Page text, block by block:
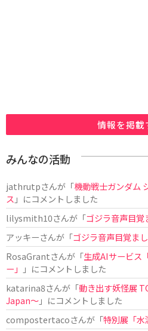
情報を掲載
みんなの活動
jathrutpさんが「機動戦士ガンダム
ス 」にコメントしました
lilysmith10さんが「ゴジラ音声目覚
アッキーさんが「ゴジラ音声目覚ま
RosaGrantさんが「生成AIサービス
ー」
」にコメントしました
katarina8さんが「動き出す妖怪展
Japan〜」にコメントしました
compostertacoさんが「特別展「水